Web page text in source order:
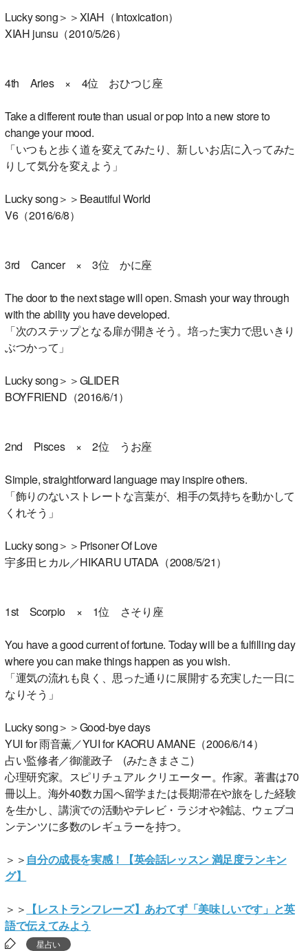
Lucky song＞＞XIAH（Intoxication）
XIAH junsu（2010/5/26）
4th Aries × 4位 おひつじ座
Take a different route than usual or pop into a new store to
change your mood.
「いつもと歩く道を変えてみたり、新しいお店に入ってみた
りして気分を変えよう」
Lucky song＞＞Beautiful World
V6（2016/6/8）
3rd Cancer × 3位 かに座
The door to the next stage will open. Smash your way through
with the ability you have developed.
「次のステップとなる扉が開きそう。培った実力で思いきり
ぶつかって」
Lucky song＞＞GLIDER
BOYFRIEND（2016/6/1）
2nd Pisces × 2位 うお座
Simple, straightforward language may inspire others.
「飾りのないストレートな言葉が、相手の気持ちを動かして
くれそう」
Lucky song＞＞Prisoner Of Love
宇多田ヒカル／HIKARU UTADA（2008/5/21）
1st Scorpio × 1位 さそり座
You have a good current of fortune. Today will be a fulfilling day
where you can make things happen as you wish.
「運気の流れも良く、思った通りに展開する充実した一日に
なりそう」
Lucky song＞＞Good-bye days
YUI for 雨音薫／YUI for KAORU AMANE（2006/6/14）
占い監修者／御瀧政子 (みたきまさこ)
心理研究家。スピリチュアル クリエーター。作家。著書は70
冊以上。海外40数カ国へ留学または長期滞在や旅をした経験
を生かし、講演での活動やテレビ・ラジオや雑誌、ウェブコ
ンテンツに多数のレギュラーを持つ。
＞＞ 自分の成長を実感！【英会話レッスン 満足度ランキン
グ】
＞＞ 【レストランフレーズ】あわてず「美味しいです」と英
語で伝えてみよう
星占い